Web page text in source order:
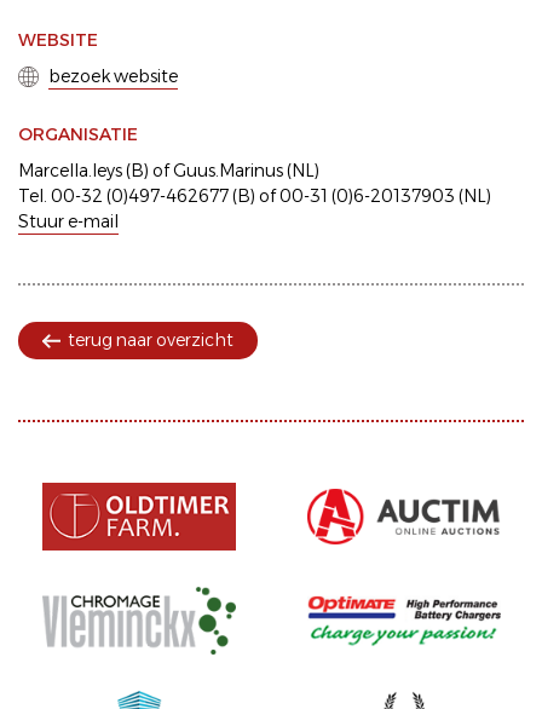
WEBSITE
bezoek website
ORGANISATIE
Marcella.leys (B) of Guus.Marinus (NL)
Tel. 00-32 (0)497-462677 (B) of 00-31 (0)6-20137903 (NL)
Stuur e-mail
terug naar overzicht